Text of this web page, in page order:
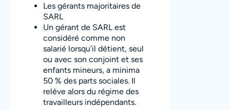
Les gérants majoritaires de
SARL
Un gérant de SARL est
considéré comme non
salarié lorsqu’il détient, seul
ou avec son conjoint et ses
enfants mineurs, a minima
50 % des parts sociales. Il
relève alors du régime des
travailleurs indépendants.